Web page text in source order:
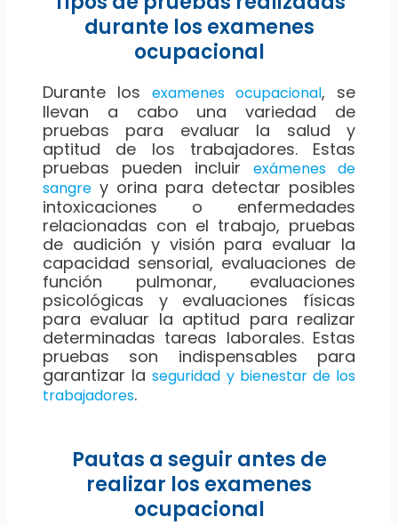
durante los examenes
ocupacional
Durante los examenes ocupacional, se
llevan a cabo una variedad de
pruebas para evaluar la salud y
aptitud de los trabajadores. Estas
pruebas pueden incluirexámenes de
sangrey orina para detectar posibles
intoxicaciones o enfermedades
relacionadas con el trabajo, pruebas
de audición y visión para evaluar la
capacidad sensorial, evaluaciones de
función pulmonar, evaluaciones
psicológicas y evaluaciones físicas
para evaluar la aptitud para realizar
determinadas tareas laborales. Estas
pruebas son indispensables para
garantizar laseguridad y bienestar de los
trabajadores.
Pautas a seguir antes de
realizar los examenes
ocupacional